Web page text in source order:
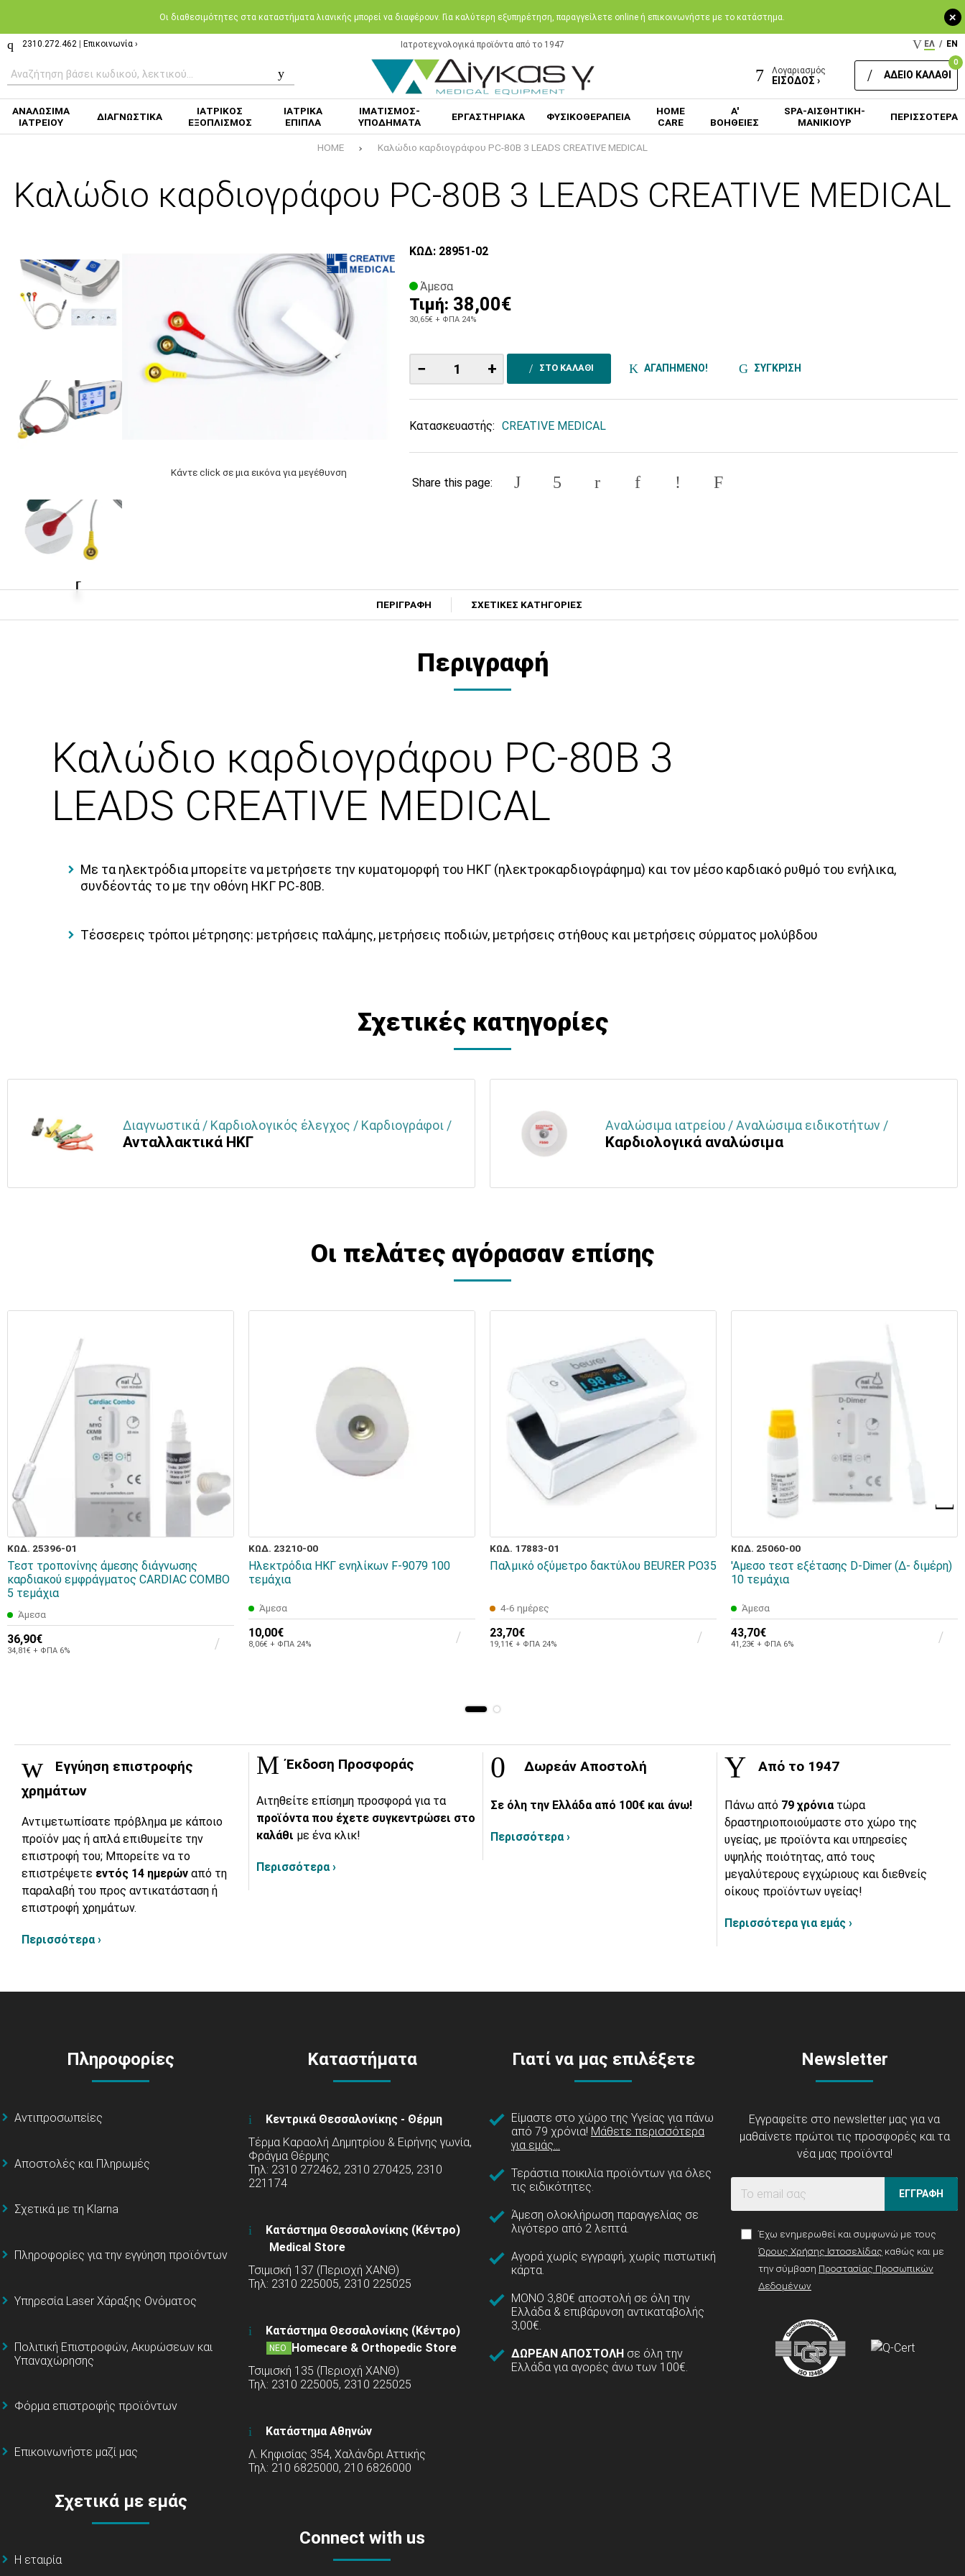
+
Oι διαθεσιμότητες στα καταστήματα λιανικής μπορεί να διαφέρουν. Για καλύτερη εξυπηρέτηση, παραγγείλετε online ή επικοινωνήστε με το κατάστημα.
2310.272.462 Επικοινωνία › Ιατροτεχνολογικά προϊόντα από το 1947 ΕΛ / EN
Λογαριασμός
ΕΙΣΟΔΟΣ ›
0
ΑΔΕΙΟ ΚΑΛΑΘΙ
ΑΝΑΛΩΣΙΜΑ
ΙΑΤΡΕΙΟΥ
ΔΙΑΓΝΩΣΤΙΚΑ
ΙΑΤΡΙΚΟΣ
ΕΞΟΠΛΙΣΜΟΣ
ΙΑΤΡΙΚΑ
ΕΠΙΠΛΑ
ΙΜΑΤΙΣΜΟΣ-
ΥΠΟΔΗΜΑΤΑ
ΕΡΓΑΣΤΗΡΙΑΚΑ ΦΥΣΙΚΟΘΕΡΑΠΕΙΑ
HOME
CARE
Α'
ΒΟΗΘΕΙΕΣ
SPA-ΑΙΣΘΗΤΙΚΗ-
ΜΑΝΙΚΙΟΥΡ
ΠΕΡΙΣΣΟΤΕΡΑ
HOME Καλώδιο καρδιογράφου PC-80B 3 LEADS CREATIVE MEDICAL
Καλώδιο καρδιογράφου PC-80B 3 LEADS CREATIVE MEDICAL
Κάντε click σε μια εικόνα για μεγέθυνση
ΚΩΔ: 28951-02
Άμεσα
Τιμή: 38,00€
30,65€ + ΦΠΑ 24%
− + ΣΤΟ ΚΑΛΑΘΙ ΑΓΑΠΗΜΕΝΟ! ΣΥΓΚΡΙΣΗ
Κατασκευαστής: CREATIVE MEDICAL
Share this page:
ΠΕΡΙΓΡΑΦΗ ΣΧΕΤΙΚΕΣ ΚΑΤΗΓΟΡΙΕΣ
Περιγραφή
Καλώδιο καρδιογράφου PC-80B 3
LEADS CREATIVE MEDICAL
Με τα ηλεκτρόδια μπορείτε να μετρήσετε την κυματομορφή του ΗΚΓ (ηλεκτροκαρδιογράφημα) και τον μέσο καρδιακό ρυθμό του ενήλικα,
συνδέοντάς το με την οθόνη ΗΚΓ PC-80B.
Τέσσερεις τρόποι μέτρησης: μετρήσεις παλάμης, μετρήσεις ποδιών, μετρήσεις στήθους και μετρήσεις σύρματος μολύβδου
Σχετικές κατηγορίες
Διαγνωστικά / Καρδιολογικός έλεγχος / Καρδιογράφοι /
Ανταλλακτικά ΗΚΓ
Αναλώσιμα ιατρείου / Αναλώσιμα ειδικοτήτων /
Καρδιολογικά αναλώσιμα
Οι πελάτες αγόρασαν επίσης
ΚΩΔ. 25396-01
Τεστ τροπονίνης άμεσης διάγνωσης
καρδιακού εμφράγματος CARDIAC COMBO
5 τεμάχια
Άμεσα
36,90€
34,81€ + ΦΠΑ 6%
ΚΩΔ. 23210-00
Ηλεκτρόδια ΗΚΓ ενηλίκων F-9079 100
τεμάχια
Άμεσα
10,00€
8,06€ + ΦΠΑ 24%
ΚΩΔ. 17883-01
Παλμικό οξύμετρο δακτύλου BEURER PO35
4-6 ημέρες
23,70€
19,11€ + ΦΠΑ 24%
ΚΩΔ. 25060-00
'Αμεσο τεστ εξέτασης D-Dimer (Δ- διμέρη)
10 τεμάχια
Άμεσα
43,70€
41,23€ + ΦΠΑ 6%
Εγγύηση επιστροφής
χρημάτων
Αντιμετωπίσατε πρόβλημα με κάποιο
προϊόν μας ή απλά επιθυμείτε την
επιστροφή του; Μπορείτε να το
επιστρέψετε εντός 14 ημερών από τη
παραλαβή του προς αντικατάσταση ή
επιστροφή χρημάτων.
Περισσότερα ›
Έκδοση Προσφοράς
Αιτηθείτε επίσημη προσφορά για τα
προϊόντα που έχετε συγκεντρώσει στο
καλάθι με ένα κλικ!
Περισσότερα ›
Δωρεάν Αποστολή
Σε όλη την Ελλάδα από 100€ και άνω!
Περισσότερα ›
Από το 1947
Πάνω από 79 χρόνια τώρα
δραστηριοποιούμαστε στο χώρο της
υγείας, με προϊόντα και υπηρεσίες
υψηλής ποιότητας, από τους
μεγαλύτερους εγχώριους και διεθνείς
οίκους προϊόντων υγείας!
Περισσότερα για εμάς ›
Πληροφορίες
Αντιπροσωπείες
Αποστολές και Πληρωμές
Σχετικά με τη Klarna
Πληροφορίες για την εγγύηση προϊόντων
Υπηρεσία Laser Χάραξης Ονόματος
Πολιτική Επιστροφών, Ακυρώσεων και
Υπαναχώρησης
Φόρμα επιστροφής προϊόντων
Επικοινωνήστε μαζί μας
Σχετικά με εμάς
Η εταιρία
Καταστήματα
Κεντρικά Θεσσαλονίκης - Θέρμη
Τέρμα Καραολή Δημητρίου & Ειρήνης γωνία,
Φράγμα Θέρμης
Τηλ: 2310 272462, 2310 270425, 2310
221174
Κατάστημα Θεσσαλονίκης (Κέντρο)
Medical Store
Τσιμισκή 137 (Περιοχή ΧΑΝΘ)
Τηλ: 2310 225005, 2310 225025
Κατάστημα Θεσσαλονίκης (Κέντρο)
ΝΕΟ
Homecare & Orthopedic Store
Τσιμισκή 135 (Περιοχή ΧΑΝΘ)
Τηλ: 2310 225005, 2310 225025
Κατάστημα Αθηνών
Λ. Κηφισίας 354, Χαλάνδρι Αττικής
Τηλ: 210 6825000, 210 6826000
Connect with us
Γιατί να μας επιλέξετε
Είμαστε στο χώρο της Υγείας για πάνω
από 79 χρόνια! Μάθετε περισσότερα
για εμάς...
Τεράστια ποικιλία προϊόντων για όλες
τις ειδικότητες.
Άμεση ολοκλήρωση παραγγελίας σε
λιγότερο από 2 λεπτά.
Αγορά χωρίς εγγραφή, χωρίς πιστωτική
κάρτα.
ΜΟΝΟ 3,80€ αποστολή σε όλη την
Ελλάδα & επιβάρυνση αντικαταβολής
3,00€.
ΔΩΡΕΑΝ ΑΠΟΣΤΟΛΗ σε όλη την
Ελλάδα για αγορές άνω των 100€.
Newsletter
Εγγραφείτε στο newsletter μας για να
μαθαίνετε πρώτοι τις προσφορές και τα
νέα μας προϊόντα!
ΕΓΓΡΑΦΗ
Έχω ενημερωθεί και συμφωνώ με τους
Όρους Χρήσης Ιστοσελίδας καθώς και με
την σύμβαση Προστασίας Προσωπικών
Δεδομένων